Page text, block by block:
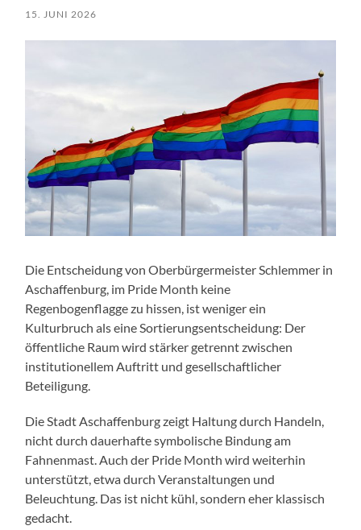
15. JUNI 2026
Die Entscheidung von Oberbürgermeister Schlemmer in
Aschaffenburg, im Pride Month keine
Regenbogenflagge zu hissen, ist weniger ein
Kulturbruch als eine Sortierungsentscheidung: Der
öffentliche Raum wird stärker getrennt zwischen
institutionellem Auftritt und gesellschaftlicher
Beteiligung.
Die Stadt Aschaffenburg zeigt Haltung durch Handeln,
nicht durch dauerhafte symbolische Bindung am
Fahnenmast. Auch der Pride Month wird weiterhin
unterstützt, etwa durch Veranstaltungen und
Beleuchtung. Das ist nicht kühl, sondern eher klassisch
gedacht.